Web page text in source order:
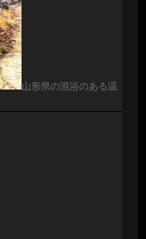
山形県の混浴のある温